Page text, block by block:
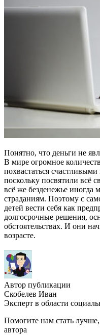
Понятно, что деньги не
В мире огромное
похвастаться
поскольку посвятили всё
всё же безденежье иногда
страданиям. Поэтому с
детей вести себя как
долгосрочные решения,
обстоятельствах. И они
возрасте.
Автор публикации
Скобелев Иван
Эксперт в области
Помогите нам стать
автора